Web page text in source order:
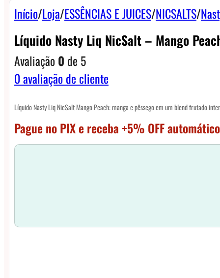
Início/Loja/ESSÊNCIAS E JUICES/NICSALTS/
Líquido Nasty Liq NicSalt – Mango
Avaliação0 de 5
0avaliação de cliente
Líquido Nasty Liq NicSalt Mango Peach: manga e pêssego em um blend frutado
Pague no PIX e receba +5% OFF